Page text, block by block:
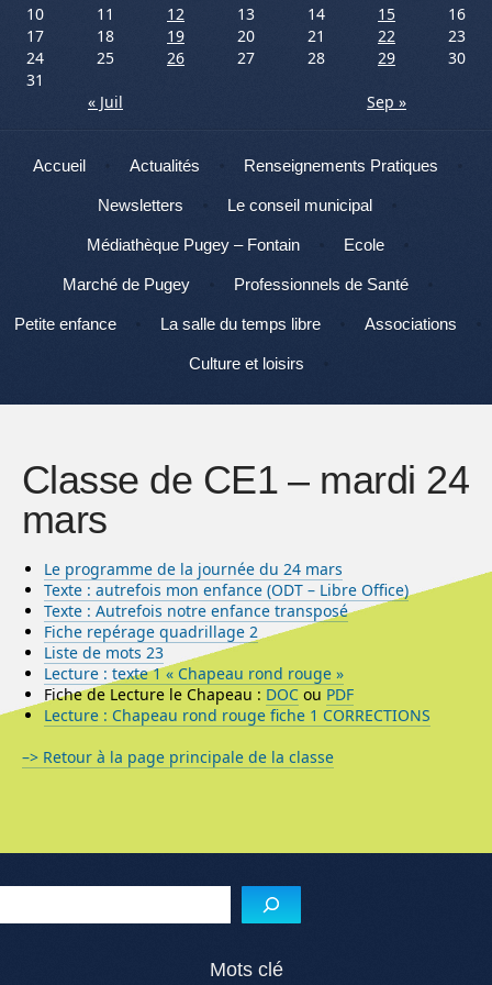
10
11 12 13 14 15
16
17
18 19 20 21 22
23
24
25 26 27 28 29
30
31
« Juil
Sep »
Menu
Aller au contenu
Accueil Actualités Renseignements Pratiques
Newsletters Le conseil municipal
Médiathèque Pugey – Fontain Ecole
Marché de Pugey Professionnels de Santé
Petite enfance La salle du temps libre Associations
Culture et loisirs
Classe de CE1 – mardi 24
mars
Le programme de la journée du 24 mars
Texte : autrefois mon enfance (ODT – Libre Office)
Texte : Autrefois notre enfance transposé
Fiche repérage quadrillage 2
Liste de mots 23
Lecture : texte 1 « Chapeau rond rouge »
Fiche de Lecture le Chapeau : DOC ou PDF
Lecture : Chapeau rond rouge fiche 1 CORRECTIONS
–> Retour à la page principale de la classe
Menu de l'article
Mots clé